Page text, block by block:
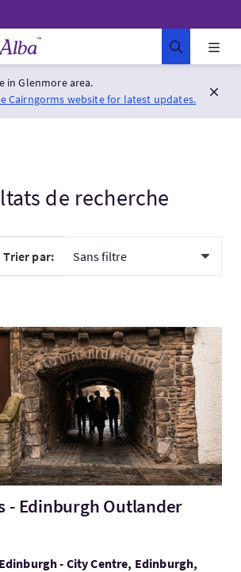
in Glenmore area.
Cairngorms website for latest updates.
de recherche
Trier par:
- Edinburgh Outlander Experience
- Edinburgh Outlander
- City Centre, Edinburgh,